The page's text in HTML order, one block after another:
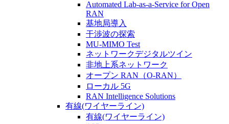
Automated Lab-as-a-Service for Open
RAN
基地局導入
干渉波の探索
MU-MIMO Test
ネットワークデジタルツイン
非地上系ネットワーク
オープン RAN（O-RAN）
ローカル 5G
RAN Intelligence Solutions
有線(ワイヤーライン)
有線(ワイヤーライン)